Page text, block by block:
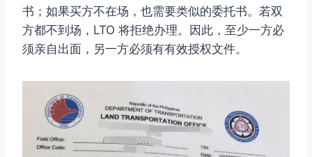
书；如果买方不在场，也需要类似的委托书。若双
方都不到场，LTO 将拒绝办理。因此，至少一方必
须亲自出面，另一方必须有有效授权文件。